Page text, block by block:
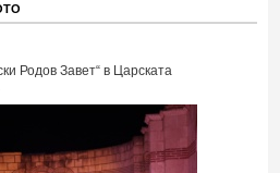
Родов Завет“ в Царската